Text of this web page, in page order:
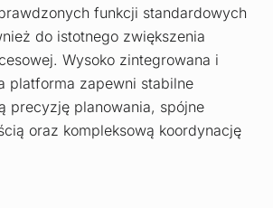
funkcji standardowych
do istotnego zwiększenia
Wysoko zintegrowana i
platforma zapewni stabilne
precyzję planowania, spójne
oraz kompleksową koordynację